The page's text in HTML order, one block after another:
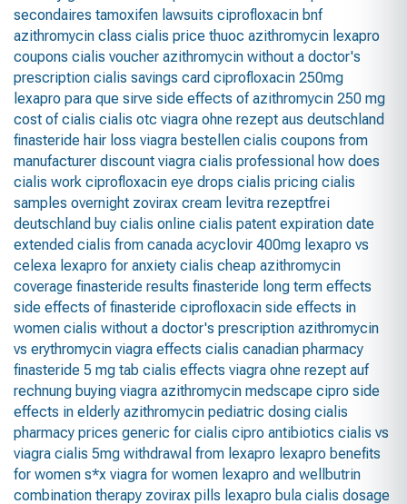
secondaires tamoxifen lawsuits ciprofloxacin bnf
azithromycin class cialis price thuoc azithromycin lexapro
coupons cialis voucher azithromycin without a doctor's
prescription cialis savings card ciprofloxacin 250mg
lexapro para que sirve side effects of azithromycin 250 mg
cost of cialis cialis otc viagra ohne rezept aus deutschland
finasteride hair loss viagra bestellen cialis coupons from
manufacturer discount viagra cialis professional how does
cialis work ciprofloxacin eye drops cialis pricing cialis
samples overnight zovirax cream levitra rezeptfrei
deutschland buy cialis online cialis patent expiration date
extended cialis from canada acyclovir 400mg lexapro vs
celexa lexapro for anxiety cialis cheap azithromycin
coverage finasteride results finasteride long term effects
side effects of finasteride ciprofloxacin side effects in
women cialis without a doctor's prescription azithromycin
vs erythromycin viagra effects cialis canadian pharmacy
finasteride 5 mg tab cialis effects viagra ohne rezept auf
rechnung buying viagra azithromycin medscape cipro side
effects in elderly azithromycin pediatric dosing cialis
pharmacy prices generic for cialis cipro antibiotics cialis vs
viagra cialis 5mg withdrawal from lexapro lexapro benefits
for women s*x viagra for women lexapro and wellbutrin
combination therapy zovirax pills lexapro bula cialis dosage